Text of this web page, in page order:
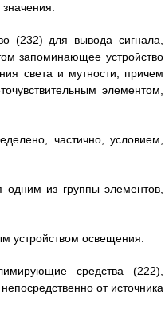
(232) для вывода сигнала,
запоминающее устройство
света и мутности, причем
элементом,
частично, условием,
одним из группы элементов,
устройством освещения.
средства (222),
от источника